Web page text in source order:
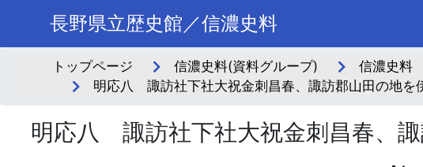
長野県立歴史館／信濃史料
トップページ 信濃史料(資料グループ) 信濃史料
明応八 諏訪社下社大祝金刺昌春、諏訪郡山田の地を
明応八 諏訪社下社大祝金刺昌春、諏